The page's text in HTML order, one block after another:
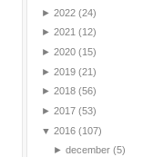
► 2022 (24)
► 2021 (12)
► 2020 (15)
► 2019 (21)
► 2018 (56)
► 2017 (53)
▼ 2016 (107)
► december (5)